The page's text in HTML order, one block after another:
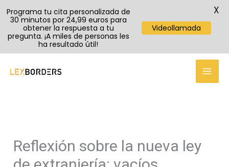
Reflexión sobre la nueva ley
TikTok
Instagram
YouTube
Programa tu cita personalizada de
30 minutos por 24,99 euros para
obtener la respuesta a tu
pregunta. ¡A miles de personas les
ha resultado útil!
Videollamada
X